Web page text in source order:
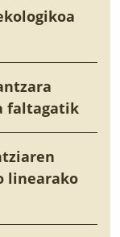
faltagatik
linearako